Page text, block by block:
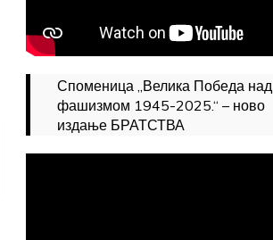
Споменица „Велика Победа над
фашизмом 1945-2025.“ – ново
издање БРАТСТВА